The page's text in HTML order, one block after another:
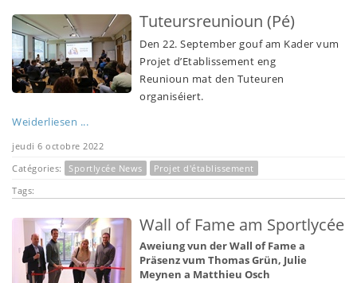
Tuteursreunioun (Pé)
Den 22. September gouf am Kader vum
Projet d’Etablissement eng
Reunioun mat den Tuteuren
organiséiert.
Weiderliesen ...
jeudi 6 octobre 2022
Catégories:
Sportlycée News
Projet d'établissement
Tags:
Wall of Fame am Sportlycée
Aweiung vun der Wall of Fame a
Präsenz vum Thomas Grün, Julie
Meynen a Matthieu Osch